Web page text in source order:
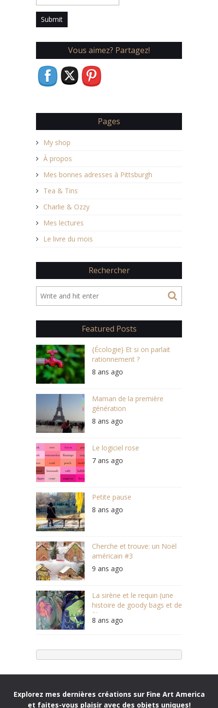
Vous aimez? Partagez!
Pages
My shop
À propos
Mes bonnes adresses à Pittsburgh
Tea & Tins
Charlie & Ozzy
Mes lectures
Le livre du mois
Rechercher
Featured Posts
{Écologie} Et si on parlait
rationnement ?
8 ans ago
Maman de la première
génération
8 ans ago
Le logiciel rose
7 ans ago
Petite pause
8 ans ago
Cherche et trouve: un Noël
américain #3
9 ans ago
La sirène et le requin (une
histoire de goody bags et de
féminisme)
8 ans ago
Explorez mes dernières créations sur Fine Art America
et faites-vous plaisir avec des objets uniques!